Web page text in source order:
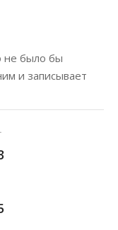
не было бы
и записывает